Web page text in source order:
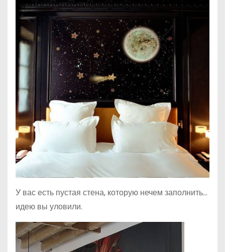
У вас есть пустая стена, которую нечем заполнить…
идею вы уловили.